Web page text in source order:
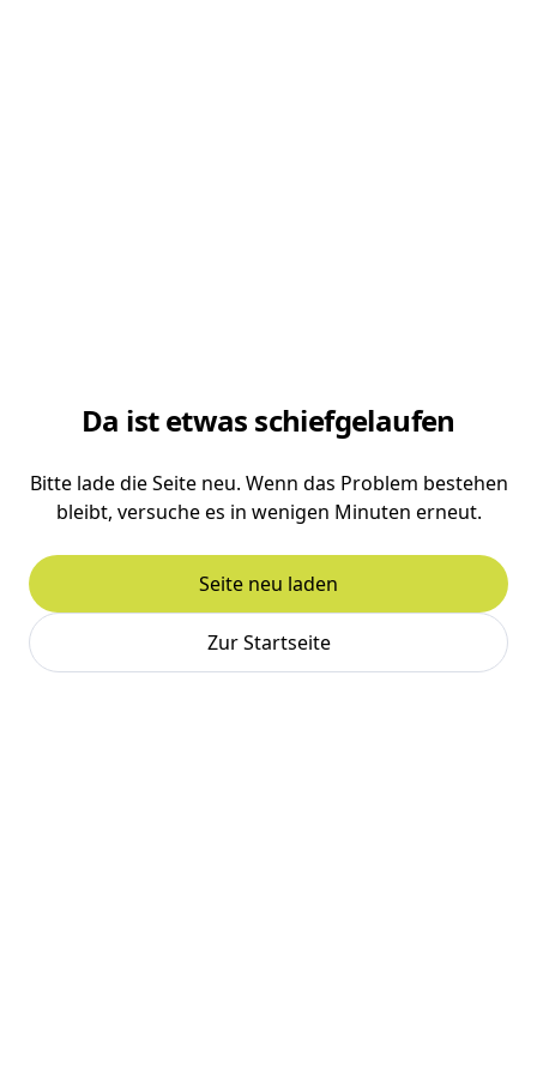
Da ist etwas schiefgelaufen
Bitte lade die Seite neu. Wenn das Problem bestehen
bleibt, versuche es in wenigen Minuten erneut.
Seite neu laden
Zur Startseite